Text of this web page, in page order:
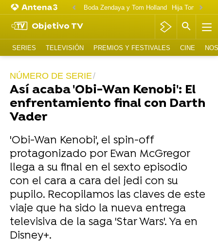
Boda Zendaya y Tom Holland Hija Tom
Objetivo TV
SERIES TELEVISIÓN PREMIOS Y FESTIVALES CINE
NÚMERO DE SERIE
Así acaba 'Obi-Wan Kenobi': El
enfrentamiento final con Darth
Vader
'Obi-Wan Kenobi', el spin-off
protagonizado por Ewan McGregor
llega a su final en el sexto episodio
con el cara a cara del jedi con su
pupilo. Recopilamos las claves de este
viaje que ha sido la nueva entrega
televisiva de la saga 'Star Wars'. Ya en
Disney+.